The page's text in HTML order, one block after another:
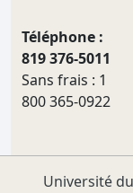
Téléphone :
819 376-5011
Sans frais : 1
800 365-0922
Université